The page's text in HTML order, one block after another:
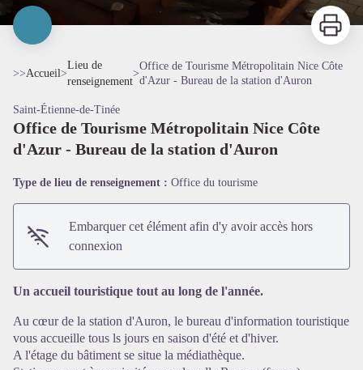
Imprimer
>>Accueil>
Lieu de
renseignement
>
Office de Tourisme Métropolitain Nice Côte
d'Azur - Bureau de la station d'Auron
Saint-Étienne-de-Tinée
Office de Tourisme Métropolitain Nice Côte
d'Azur - Bureau de la station d'Auron
Type de lieu de renseignement : Office du tourisme
Embarquer cet élément afin d'y avoir accès hors
connexion
Un accueil touristique tout au long de l'année.
Au cœur de la station d'Auron, le bureau d'information touristique
vous accueille tous ls jours en saison d'été et d'hiver.
A l'étage du bâtiment se situe la médiathèque.